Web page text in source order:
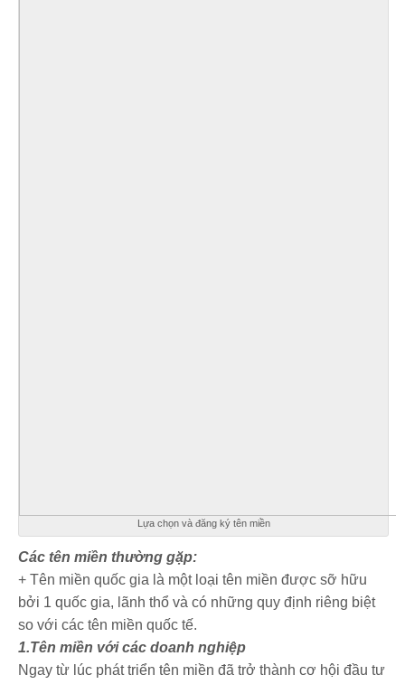
Lựa chọn và đăng ký tên miền
Các tên miền thường gặp:
+ Tên miền quốc gia là một loại tên miền được sỡ hữu
bởi 1 quốc gia, lãnh thổ và có những quy định riêng biệt
so với các tên miền quốc tế.
1.Tên miền với các doanh nghiệp
Ngay từ lúc phát triển tên miền đã trở thành cơ hội đầu tư